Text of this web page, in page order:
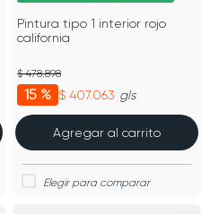
Pintura tipo 1 interior rojo
california
15 % $ 407.063
$ 478.898
gls
Agregar al carrito